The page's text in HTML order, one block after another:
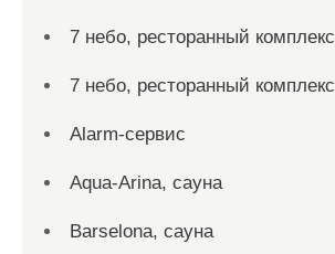
7 небо, ресторанный комплекс
7 небо, ресторанный комплекс
Alarm-сервис
Aqua-Arina, сауна
Barselona, сауна